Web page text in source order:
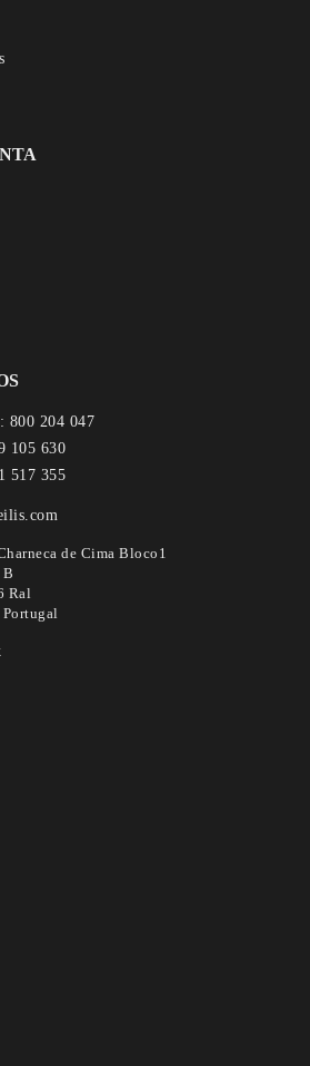
800 204 047
105 630
517 355
de Cima Bloco1
B
Ral